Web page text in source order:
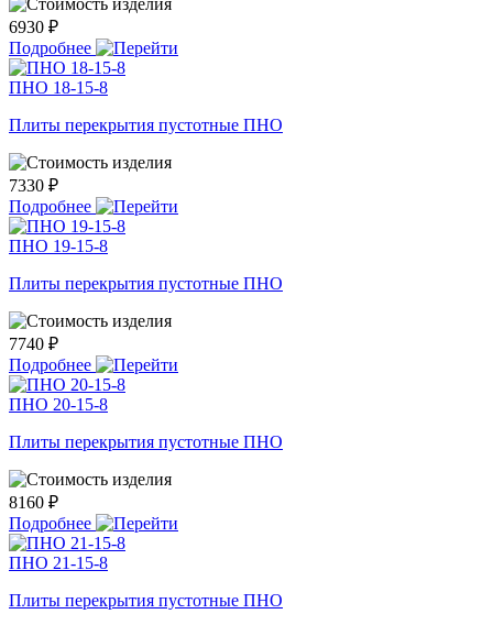
6930 ₽
Подробнее
ПНО 18-15-8
Плиты перекрытия пустотные ПНО
7330 ₽
Подробнее
ПНО 19-15-8
Плиты перекрытия пустотные ПНО
7740 ₽
Подробнее
ПНО 20-15-8
Плиты перекрытия пустотные ПНО
8160 ₽
Подробнее
ПНО 21-15-8
Плиты перекрытия пустотные ПНО